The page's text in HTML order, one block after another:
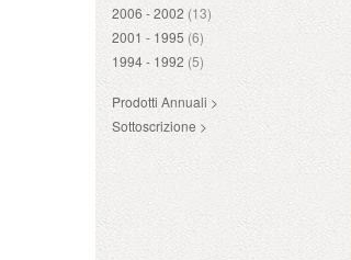
2006 - 2002 (13)
2001 - 1995 (6)
1994 - 1992 (5)
Prodotti Annuali >
Sottoscrizione >